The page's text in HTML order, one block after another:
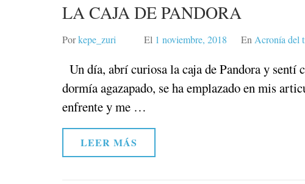
LA CAJA DE PANDORA
Porkepe_zuri El 1 noviembre, 2018 EnAcronía del
Un día, abrí curiosa la caja de Pandora y
dormía agazapado, se ha emplazado en mis
enfrente y me …
LEER MÁS